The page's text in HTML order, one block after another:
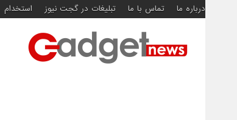
درباره ما تماس با ما تبلیغات در گجت نیوز استخدام